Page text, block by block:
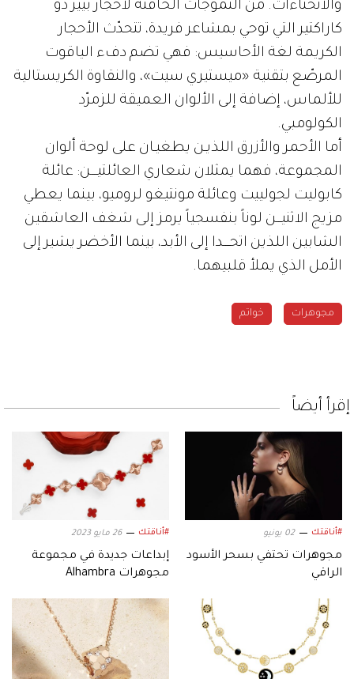
والانحناءات. من التموّجات الخافتة لأحجار بيير دو
كاراكتير التي توحي بمشاعر فريدة، تتحدّث الأحجار
الكريمة لغة الأحاسيس: فهي تضم دفء الياقوت
المرصّع بتقنية «ميستيري سيت»، والنقاوة الكريستالية
للألماس، إضافة إلى الألوان العميقة للزمرّد
الكولومبي.
أما الأحمر والأزرق اللذيـن يطغيـان على لوحة ألوان
المجموعة، فهما يمثلان شعاري العائلتيــــن: عائلة
كابوليت لجولييت وعائلة مونتيغو لروميو، بينما يعطي
مزيج الاثنيـــن لوناً بنفسجياً يرمز إلى شغف العاشقين
الشابين اللذين اتحــــدا إلى الأبد، بينما الأخضر يشير إلى
الأمل الذي يملأ قلبيهما.
مجوهرات خواتم
إقرأ أيضاً
#أناقتك 02 يونيو
مجوهرات تحتفي بسحر الأسود
الراقي
#أناقتك 26 مايو 2023
إبداعات جديدة في مجموعة
مجوهرات Alhambra